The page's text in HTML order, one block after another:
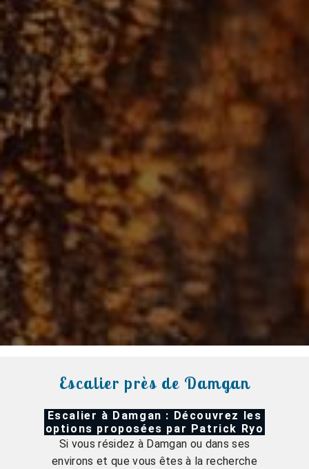
Escalier près de Damgan
Escalier à Damgan : Découvrez les
options proposées par Patrick Ryo
Si vous résidez à Damgan ou dans ses
environs et que vous êtes à la recherche